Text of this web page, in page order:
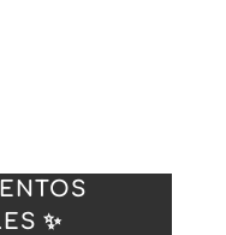
✨